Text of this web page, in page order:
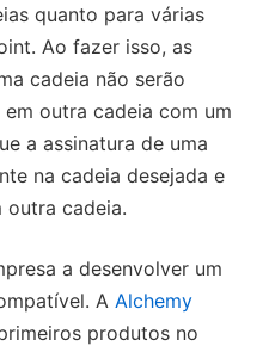
quanto para várias
Ao fazer isso, as
cadeia não serão
outra cadeia com um
a assinatura de uma
na cadeia desejada e
outra cadeia.
a desenvolver um
A Alchemy
produtos no